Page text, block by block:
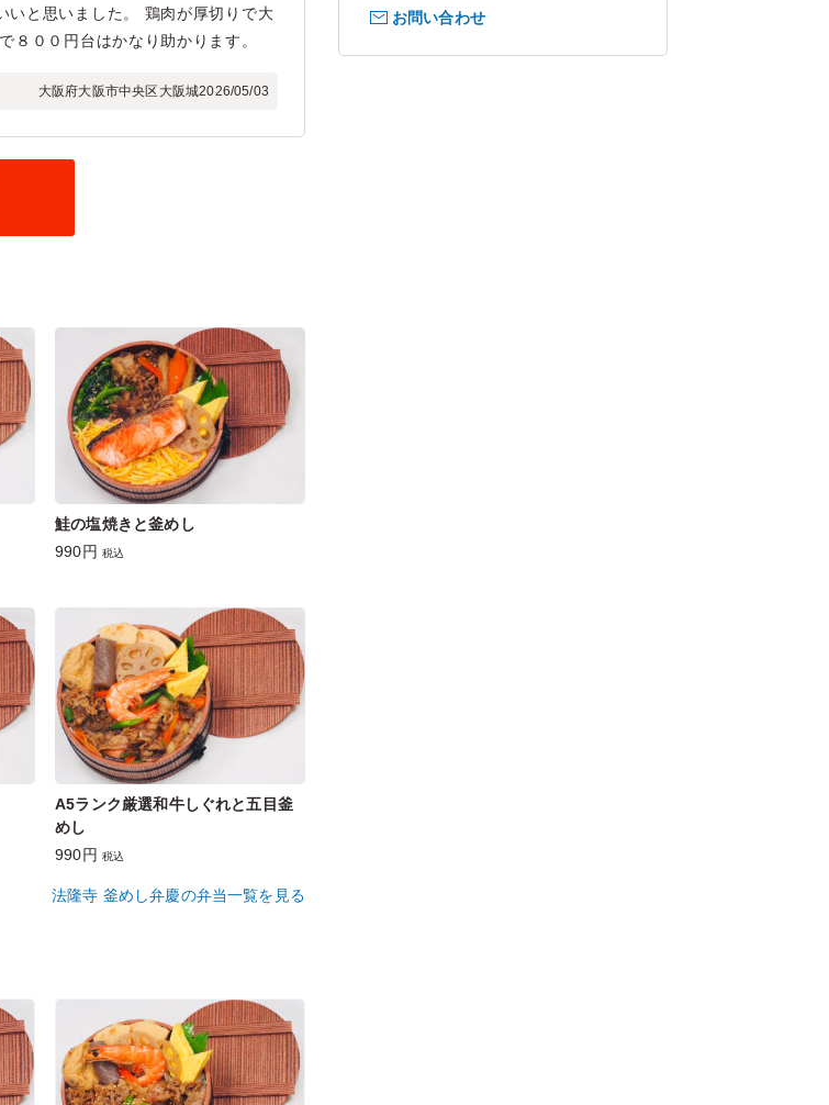
いと思いました。 鶏肉が厚切りで大
８００円台はかなり助かります。
大阪府大阪市中央区大阪城2026/05/03
鮭の塩焼きと釜めし
990円 税込
A5ランク厳選和牛しぐれと五目釜
めし
990円 税込
法隆寺 釜めし弁慶の弁当一覧を見る
お問い合わせ